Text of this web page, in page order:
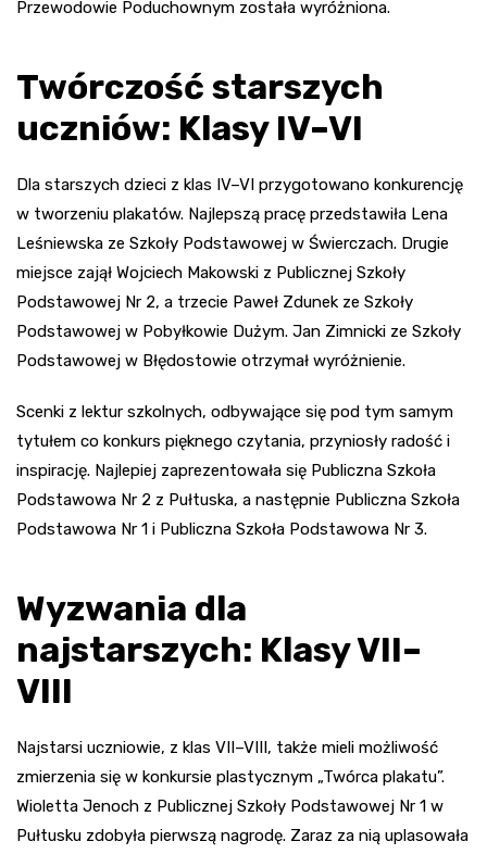
Przewodowie Poduchownym została wyróżniona.
Twórczość starszych
uczniów: Klasy IV–VI
Dla starszych dzieci z klas IV–VI przygotowano konkurencję
w tworzeniu plakatów. Najlepszą pracę przedstawiła Lena
Leśniewska ze Szkoły Podstawowej w Świerczach. Drugie
miejsce zajął Wojciech Makowski z Publicznej Szkoły
Podstawowej Nr 2, a trzecie Paweł Zdunek ze Szkoły
Podstawowej w Pobyłkowie Dużym. Jan Zimnicki ze Szkoły
Podstawowej w Błędostowie otrzymał wyróżnienie.
Scenki z lektur szkolnych, odbywające się pod tym samym
tytułem co konkurs pięknego czytania, przyniosły radość i
inspirację. Najlepiej zaprezentowała się Publiczna Szkoła
Podstawowa Nr 2 z Pułtuska, a następnie Publiczna Szkoła
Podstawowa Nr 1 i Publiczna Szkoła Podstawowa Nr 3.
Wyzwania dla
najstarszych: Klasy VII–
VIII
Najstarsi uczniowie, z klas VII–VIII, także mieli możliwość
zmierzenia się w konkursie plastycznym „Twórca plakatu”.
Wioletta Jenoch z Publicznej Szkoły Podstawowej Nr 1 w
Pułtusku zdobyła pierwszą nagrodę. Zaraz za nią uplasowała